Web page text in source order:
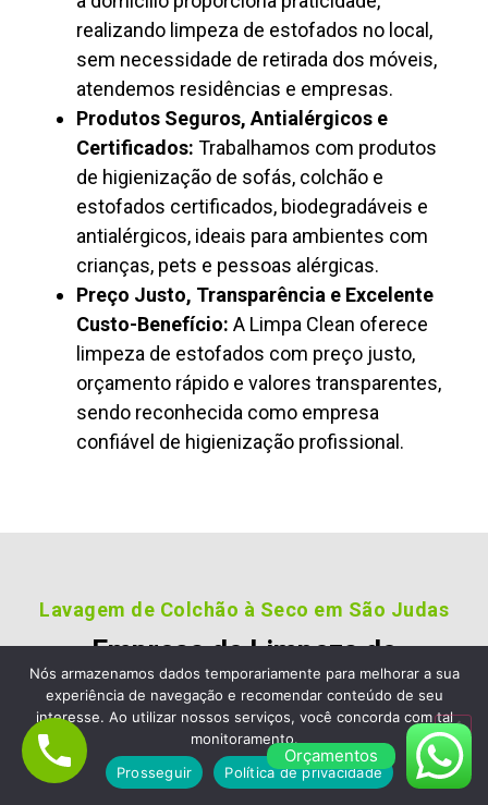
realizando limpeza de estofados no local,
sem necessidade de retirada dos móveis,
atendemos residências e empresas.
Produtos Seguros, Antialérgicos e
Certificados: Trabalhamos com produtos
de higienização de sofás, colchão e
estofados certificados, biodegradáveis e
antialérgicos, ideais para ambientes com
crianças, pets e pessoas alérgicas.
Preço Justo, Transparência e Excelente
Custo-Benefício: A Limpa Clean oferece
limpeza de estofados com preço justo,
orçamento rápido e valores transparentes,
sendo reconhecida como empresa
confiável de higienização profissional.
Lavagem de Colchão à Seco em São Judas
Empresa de Limpeza de
Colchão em São Judas,
Escolha a Limpa Clean
Limpeza de Estofados e Sofá
Nossos clientes são fiéis pois gostara dos nossos
Orçamentos
Nós armazenamos dados temporariamente para melhorar a sua
experiência de navegação e recomendar conteúdo de seu
interesse. Ao utilizar nossos serviços, você concorda com tal
monitoramento.
Prosseguir
Política de privacidade